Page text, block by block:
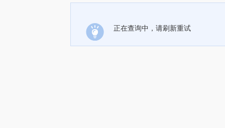
正在查询中，请刷新重试